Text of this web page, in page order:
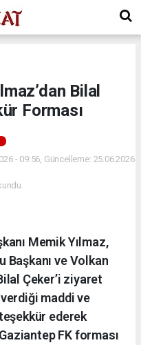
Bilal
Forması
- 09:56, Güncelleme: 25.06.2026
Memik Yılmaz,
Başkanı ve Volkan
Çeker’i ziyaret
maddi ve
ederek
FK forması